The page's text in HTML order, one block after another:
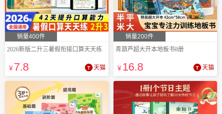
销量400件
2026新版二升三暑假衔接口算天天练
¥7.8 天猫
销量200件
青葫芦超大开本地板书8册
¥16.8 天猫